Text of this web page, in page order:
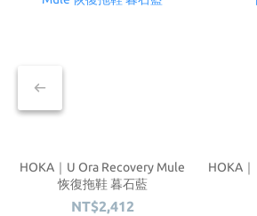
HOKA｜U Ora Recovery Mule
恢復拖鞋 暮石藍
NT$2,412
HOKA